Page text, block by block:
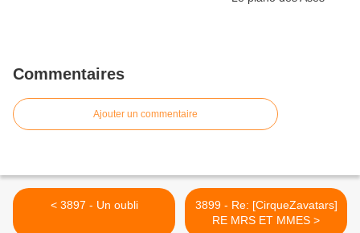
Commentaires
Ajouter un commentaire
< 3897 - Un oubli
3899 - Re: [CirqueZavatars]
RE MRS ET MMES >